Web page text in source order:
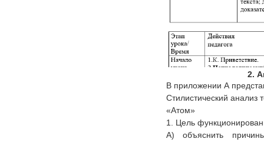
2.
В приложении А
Стилистический анализ
«Атом»
1. Цель
А) объяснить